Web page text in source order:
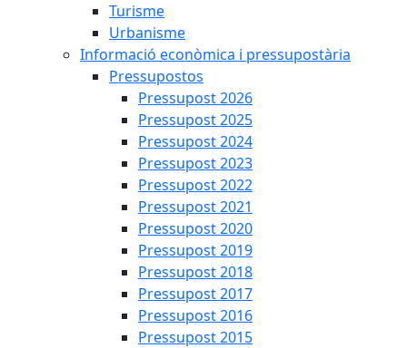
Turisme
Urbanisme
Informació econòmica i pressupostària
Pressupostos
Pressupost 2026
Pressupost 2025
Pressupost 2024
Pressupost 2023
Pressupost 2022
Pressupost 2021
Pressupost 2020
Pressupost 2019
Pressupost 2018
Pressupost 2017
Pressupost 2016
Pressupost 2015